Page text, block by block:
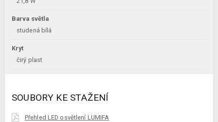
Barva světla
studená bílá
Kryt
čirý plast
SOUBORY KE STAŽENÍ
Přehled LED osvětlení LUMIFA